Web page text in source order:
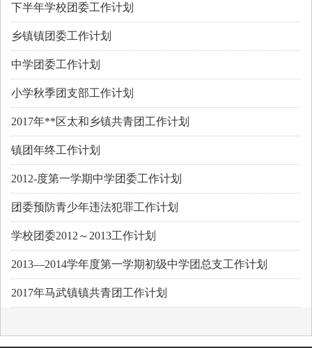
下半年学校团委工作计划
乡镇镇团委工作计划
中学团委工作计划
小学秋季团支部工作计划
2017年**区太和乡镇共青团工作计划
镇团年终工作计划
2012-度第一学期中学团委工作计划
团委预防青少年违法犯罪工作计划
学校团委2012～2013工作计划
2013—2014学年度第一学期初级中学团总支工作计划
2017年马武镇镇共青团工作计划